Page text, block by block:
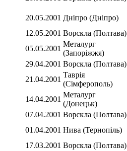
20.05.2001 Дніпро (Дніпро)
12.05.2001 Ворскла (Полтава)
05.05.2001
Металург
(Запоріжжя)
29.04.2001 Ворскла (Полтава)
21.04.2001
Таврія
(Сімферополь)
14.04.2001
Металург
(Донецьк)
07.04.2001 Ворскла (Полтава)
01.04.2001 Нива (Тернопіль)
17.03.2001 Ворскла (Полтава)